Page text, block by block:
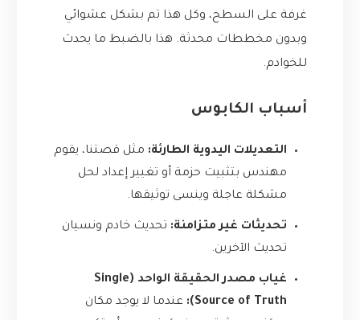
غرفة على السطح، وكل هذا تم بشكل عشوائي
وبدون مخططات محدثة. هذا بالضبط ما يحدث
للخوادم.
أسباب الكابوس
التعديلات اليدوية الطارئة: مثل قصتنا، يقوم
مهندس بتثبيت حزمة أو تغيير إعداد لحل
مشكلة عاجلة وينسى توثيقها.
تحديثات غير متزامنة: تحديث خادم ونسيان
تحديث الآخرين.
غياب مصدر الحقيقة الواحد (Single
Source of Truth):
عندما لا يوجد مكان